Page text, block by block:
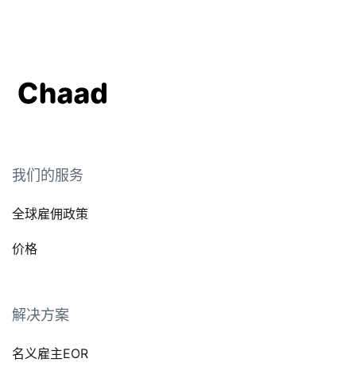
我们的服务
全球雇佣政策
价格
解决方案
名义雇主EOR